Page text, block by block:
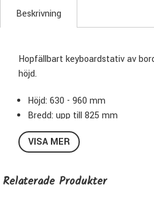
Beskrivning
Hopfällbart keyboardstativ av
höjd.
Höjd: 630 - 960 mm
Bredd: upp till 825 mm
Djup: 400 mm
Vikt: 4 kg
VISA MER
Relaterade Produkter